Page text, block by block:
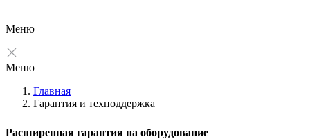
Меню
Меню
Главная
Гарантия и техподдержка
Расширенная гарантия на оборудование